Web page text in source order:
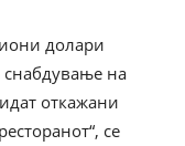
долари
на
откажани
се